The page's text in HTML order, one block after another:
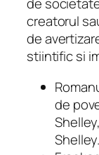
de
creatorul
de
stiintific si
de
Shelley.